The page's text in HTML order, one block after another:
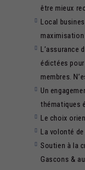
être mieux
Local
maximisation
L’assurance
édictées
membres.
Un
thématiques
Le choix
La volonté
Soutien à la
Gascons &